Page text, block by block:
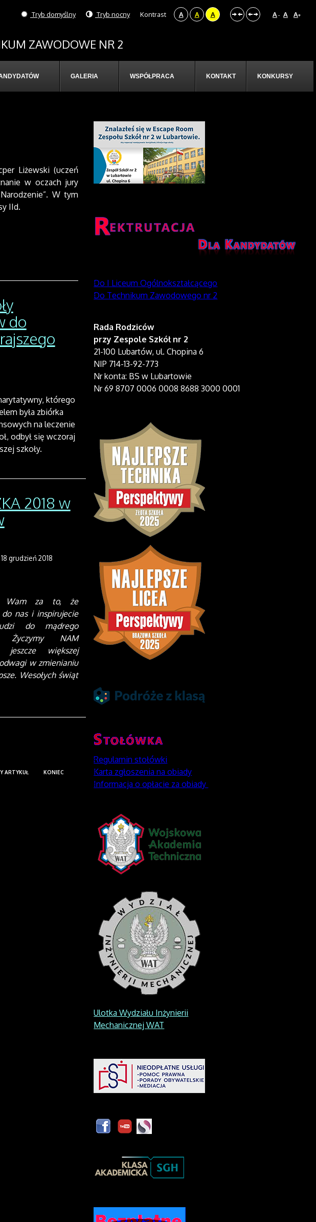
Tryb domyślny Tryb nocny Kontrast A A A A- A A+
ZAWODOWE NR 2
GALERIA WSPÓŁPRACA KONTAKT KONKURSY
Liżewski (uczeń
w oczach jury
W tym
IId.
do
którego
była zbiórka
na leczenie
odbył się wczoraj
szkoły.
2018 w
grudzień 2018
Wam za to, że
do nas i inspirujecie
do mądrego
Życzymy NAM
jeszcze większej
w zmienianiu
Wesołych świąt
ARTYKUŁ KONIEC
Do I Liceum Ogólnokształcącego
Do Technikum Zawodowego nr 2
Rada Rodziców
przy Zespole Szkół nr 2
21-100 Lubartów, ul. Chopina 6
NIP 714-13-92-773
Nr konta: BS w Lubartowie
Nr 69 8707 0006 0008 8688 3000 0001
Regulamin stołówki
Karta zgłoszenia na obiady
Informacja o opłacie za obiady
Ulotka Wydziału Inżynierii
Mechanicznej WAT